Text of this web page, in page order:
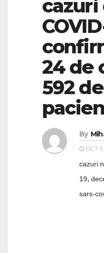
cazuri
24 de
592 de
By
OCT
cazuri
19,
sars-